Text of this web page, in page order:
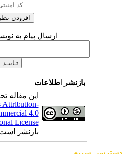
ارسال پیام به
بازنشر اطلاعات
این مقاله
Attribution-
4.0
License
بازنشر است.